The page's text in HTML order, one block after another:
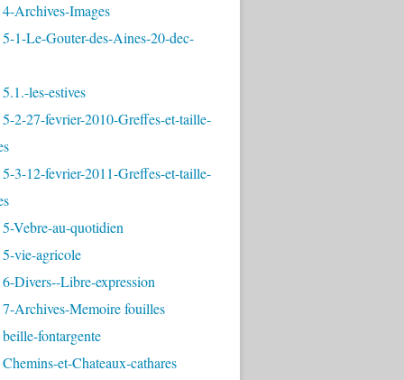
Archives-Images
1-Le-Gouter-des-Aines-20-dec-
les-estives
2-27-fevrier-2010-Greffes-et-taille-
3-12-fevrier-2011-Greffes-et-taille-
Vebre-au-quotidien
vie-agricole
Divers--Libre-expression
Archives-Memoire fouilles
fontargente
et-Chateaux-cathares